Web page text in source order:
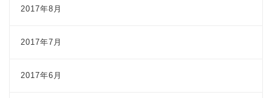
2017年8月
2017年7月
2017年6月